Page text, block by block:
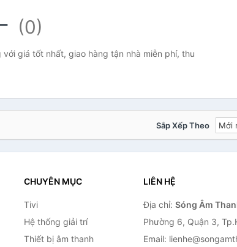
(0)
giá tốt nhất, giao hàng tận nhà miễn phí, thu
Sắp Xếp Theo
CHUYÊN MỤC
Tivi
Hệ thống giải trí
Thiết bị âm thanh
LIÊN HỆ
Địa chỉ: Sóng Âm
Phường 6, Quận 3,
Email: